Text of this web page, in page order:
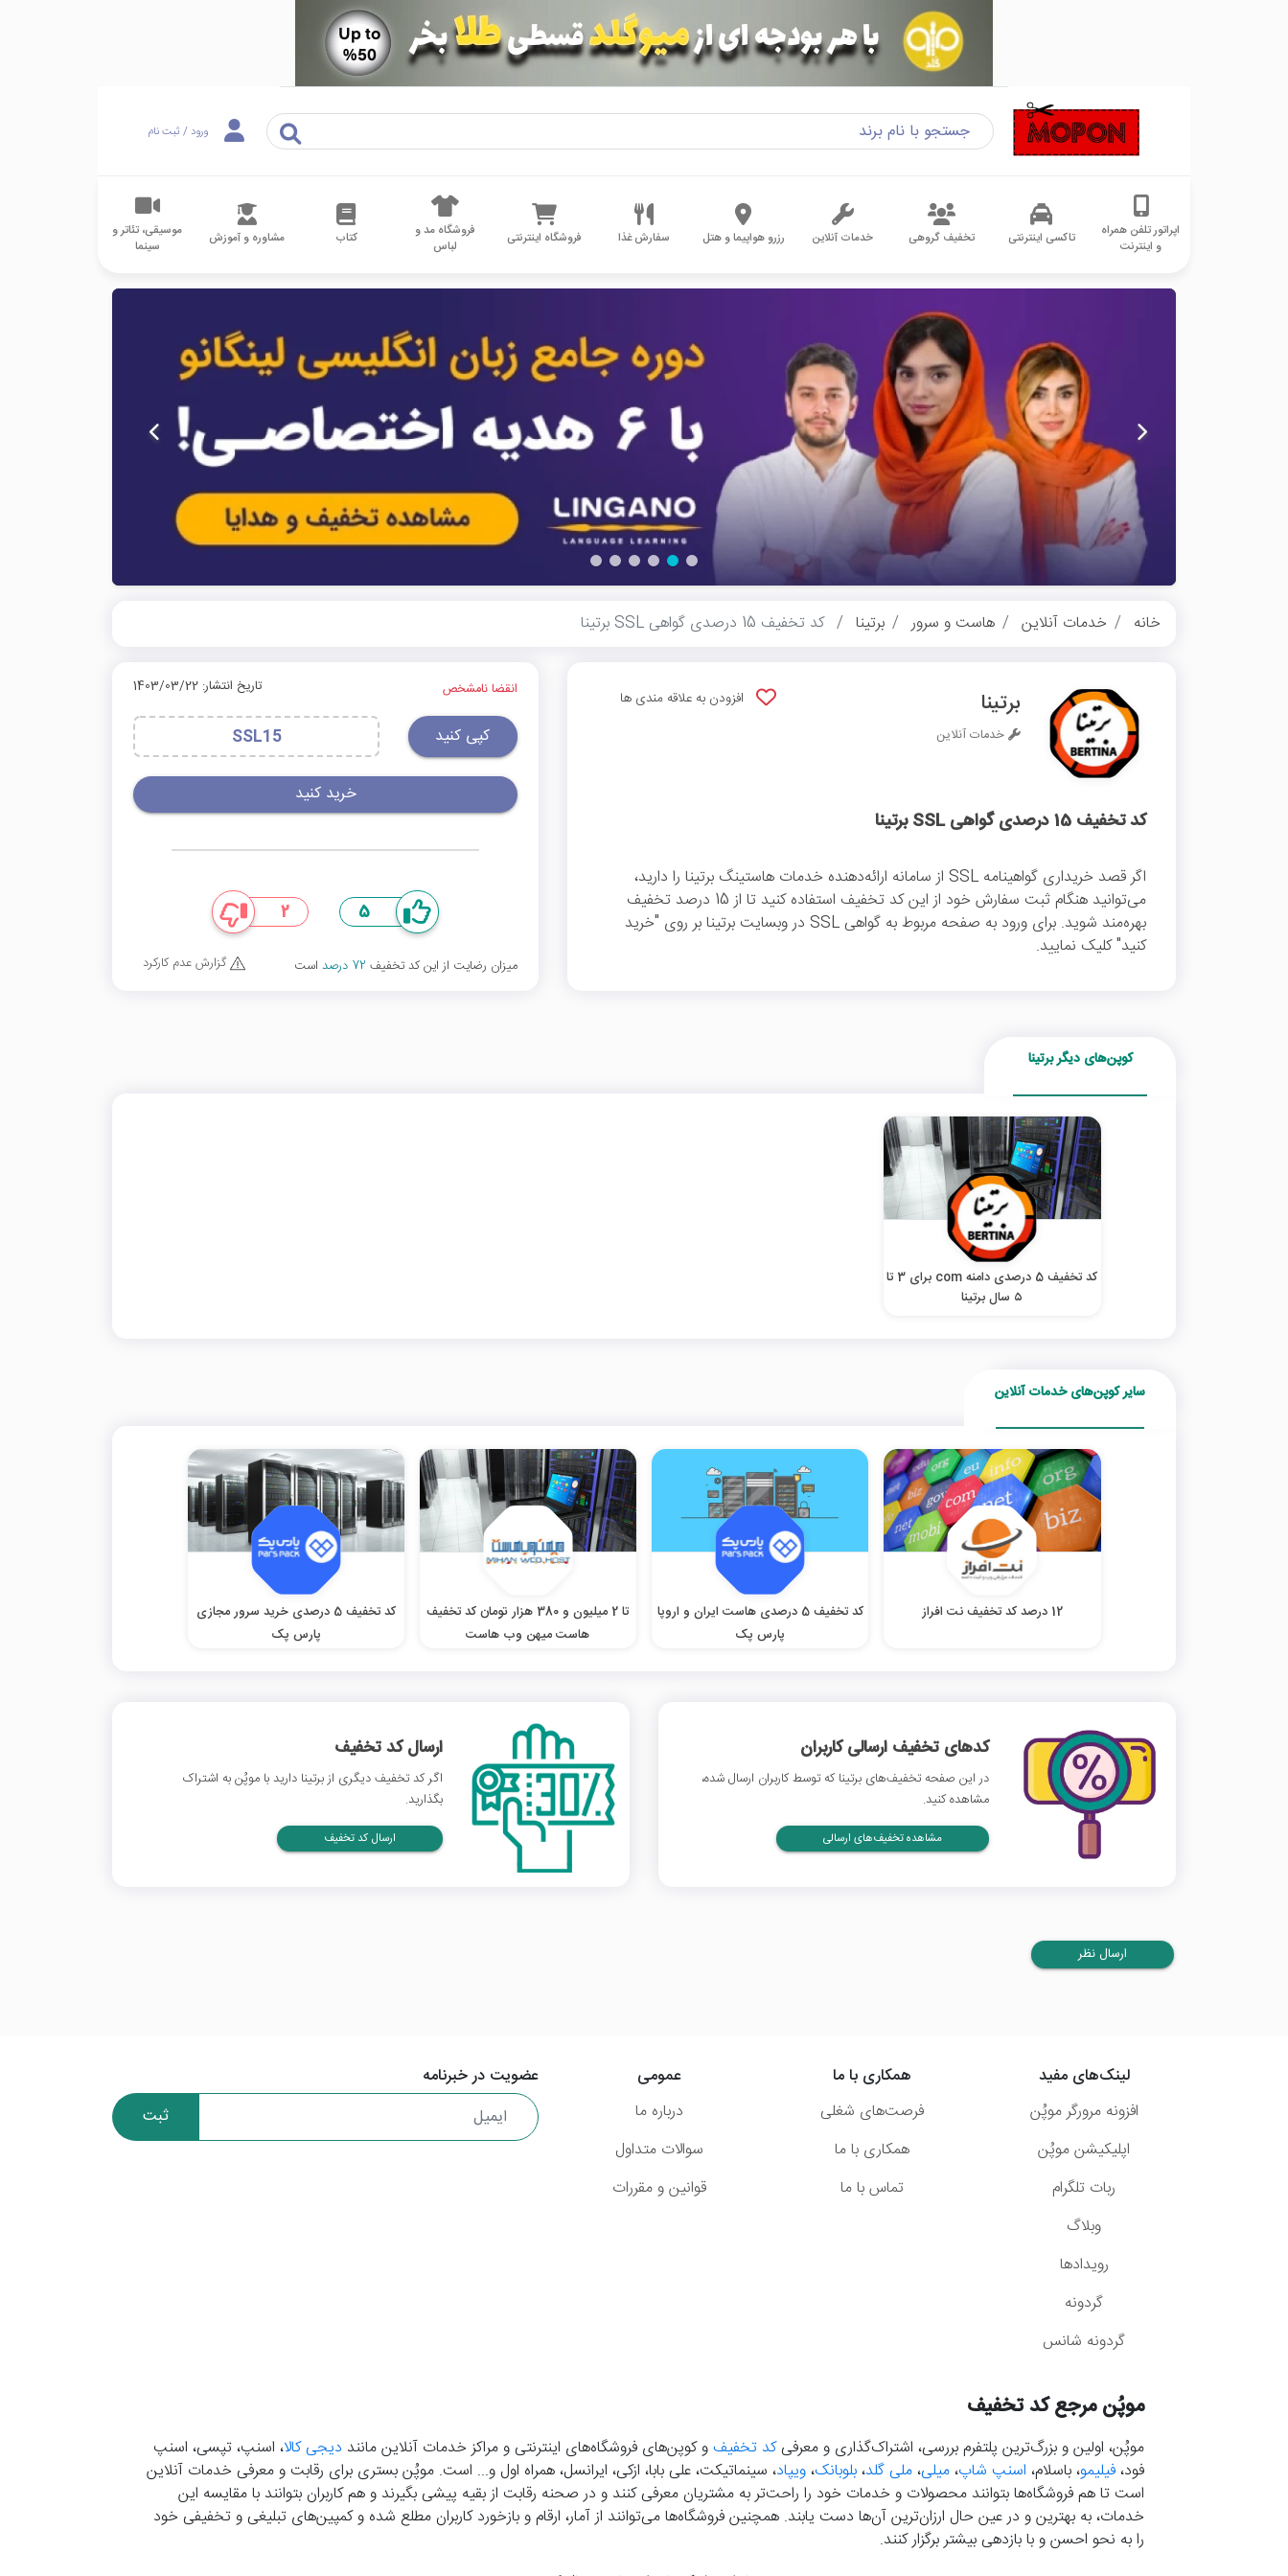
ورود / ثبت نام
اپراتور تلفن همراه
و اینترنت
تاکسی اینترنتی تخفیف گروهی خدمات آنلاین رزرو هواپیما و هتل سفارش غذا فروشگاه اینترنتی
فروشگاه مد و
لباس
کتاب مشاوره و آموزش
موسیقی، تئاتر و
سینما
خانه خدمات آنلاین هاست و سرور برتینا کد تخفیف 15 درصدی گواهی SSL برتینا
برتینا
خدمات آنلاین
افزودن به علاقه مندی ها
کد تخفیف 15 درصدی گواهی SSL برتینا
اگر قصد خریداری گواهینامه SSL از سامانه ارائه‌دهنده خدمات هاستینگ برتینا را دارید،
می‌توانید هنگام ثبت سفارش خود از این کد تخفیف استفاده کنید تا از 15 درصد تخفیف
بهره‌مند شوید. برای ورود به صفحه مربوط به گواهی SSL در وبسایت برتینا بر روی "خرید
کنید" کلیک نمایید.
انقضا نامشخص تاریخ انتشار: 1403/03/22
کپی کنید SSL15
خرید کنید
5
2
میزان رضایت از این کد تخفیف 72 درصد است گزارش عدم کارکرد
کوپن‌های دیگر برتینا
کد تخفیف 5 درصدی دامنه com برای 3 تا
۵ سال برتینا
سایر کوپن‌های خدمات آنلاین
12 درصد کد تخفیف نت افراز
کد تخفیف 5 درصدی هاست ایران و اروپا
پارس پک
تا 2 میلیون و 380 هزار تومان کد تخفیف
هاست میهن وب هاست
کد تخفیف 5 درصدی خرید سرور مجازی
پارس پک
کدهای تخفیف ارسالی کاربران
در این صفحه تخفیف‌های برتینا که توسط کاربران ارسال شده،
مشاهده کنید.
مشاهده تخفیف‌های ارسالی
ارسال کد تخفیف
اگر کد تخفیف دیگری از برتینا دارید با موپُن به اشتراک
بگذارید.
ارسال کد تخفیف
ارسال نظر
عضویت در خبرنامه
ثبت
لینک‌های مفید
افزونه مرورگر موپُن
اپلیکیشن موپُن
ربات تلگرام
وبلاگ
رویدادها
گردونه
گردونه شانس
همکاری با ما
فرصت‌های شغلی
همکاری با ما
تماس با ما
عمومی
درباره ما
سوالات متداول
قوانین و مقررات
موپُن مرجع کد تخفیف
موپُن، اولین و بزرگ‌ترین پلتفرم بررسی، اشتراک‌گذاری و معرفیکد تخفیفو کوپن‌های فروشگاه‌های اینترنتی و مراکز خدمات آنلاین مانند دیجی کالا، اسنپ، تپسی، اسنپ
فود، فیلیمو، باسلام، اسنپ شاپ، میلی، ملی گلد، بلوبانک، ویپاد، سینماتیکت، علی بابا، ازکی، ایرانسل، همراه اول و... است. موپُن بستری برای رقابت و معرفی خدمات آنلاین
است تا هم فروشگاه‌ها بتوانند محصولات و خدمات خود را راحت‌تر به مشتریان معرفی کنند و در صحنه رقابت از بقیه پیشی بگیرند و هم کاربران بتوانند با مقایسه این
خدمات، به بهترین و در عین حال ارزان‌ترین آن‌ها دست‌ یابند. همچنین فروشگاه‌ها می‌توانند از آمار، ارقام و بازخورد کاربران مطلع شده و کمپین‌های تبلیغی و تخفیفی خود
را به نحو احسن و با بازدهی بیشتر برگزار کنند.